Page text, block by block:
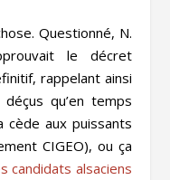
Questionné, N.
le décret
rappelant ainsi
qu’en temps
cède aux puissants
CIGEO), ou ça
candidats alsaciens